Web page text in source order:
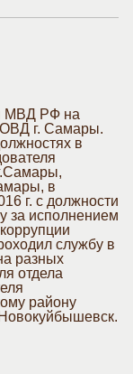
МВД РФ на
г. Самары.
в
в
г. с должности
за исполнением
службу в
разных
отдела
району